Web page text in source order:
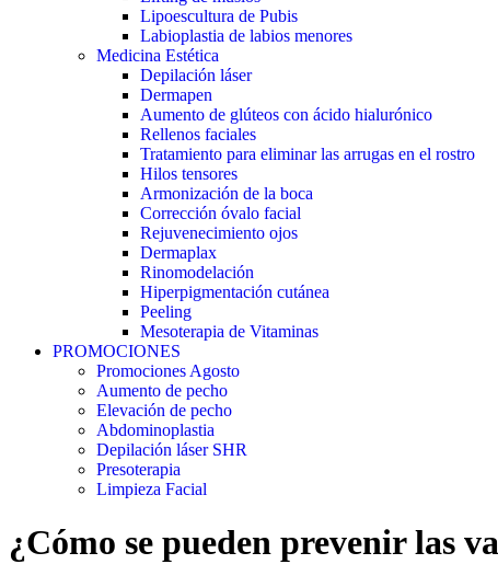
Lipoescultura de Pubis
Labioplastia de labios menores
Medicina Estética
Depilación láser
Dermapen
Aumento de glúteos con ácido hialurónico
Rellenos faciales
Tratamiento para eliminar las arrugas en el rostro
Hilos tensores
Armonización de la boca
Corrección óvalo facial
Rejuvenecimiento ojos
Dermaplax
Rinomodelación
Hiperpigmentación cutánea
Peeling
Mesoterapia de Vitaminas
PROMOCIONES
Promociones Agosto
Aumento de pecho
Elevación de pecho
Abdominoplastia
Depilación láser SHR
Presoterapia
Limpieza Facial
¿Cómo se pueden prevenir las